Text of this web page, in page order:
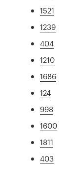
1521
1239
404
1210
1686
124
998
1600
1811
403